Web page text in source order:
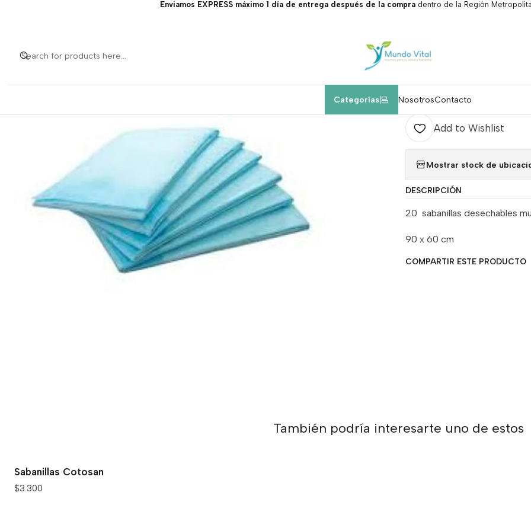
Categorías NosotrosContacto
Enviamos EXPRESS máximo 1 día de entrega después de la compra dentro de la Región
Insumos médicos. Sabanillas desechables x 20
|
Sabanillas
Quantity
Add to Wishlist
Mostrar stock de
DESCRIPCIÓN
20 sabanillas desechables
90 x 60 cm
COMPARTIR ESTE PRODUCTO
También podría interesarte uno de estos
Sabanillas Cotosan
$3.300